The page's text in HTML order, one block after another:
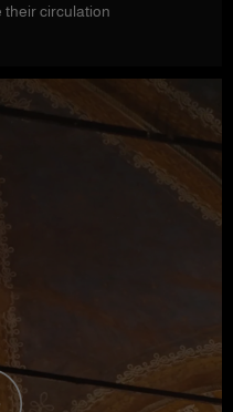
circulation.